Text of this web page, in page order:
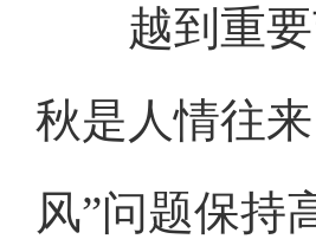
越到重要
秋是人情往
风”问题保持